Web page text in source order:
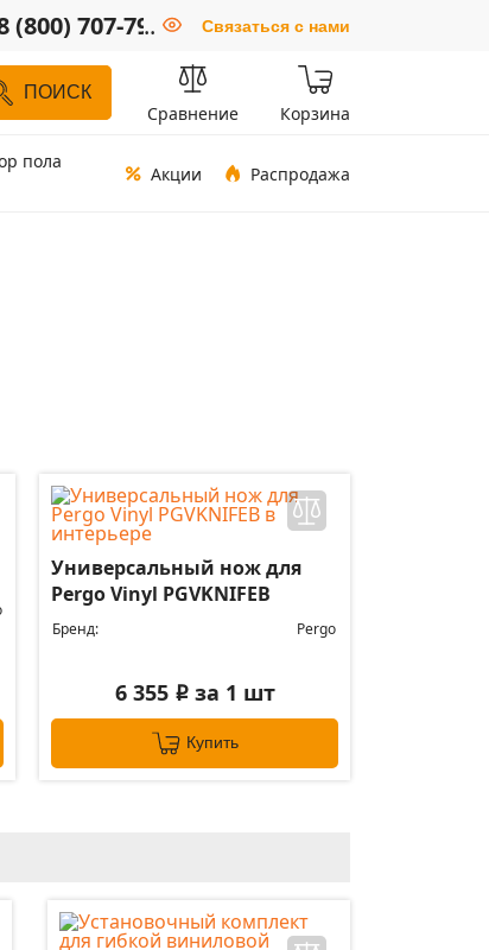
(800) 707-79-66
.. Связаться с нами
ПОИСК
Сравнение Корзина
пола
Акции Распродажа
Универсальный нож для
Pergo Vinyl PGVKNIFEB
Бренд: Pergo
6 355 iза 1 шт
Купить